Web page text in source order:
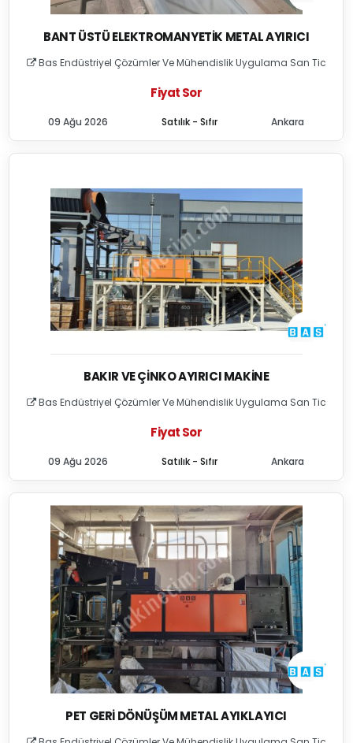
BANT ÜSTÜ ELEKTROMANYETIK METAL AYIRICI
Bas Endüstriyel Çözümler Ve Mühendislik Uygulama San Tic
Fiyat Sor
Satılık - Sıfır
09 Ağu 2026 Ankara
BAKIR VE ÇINKO AYIRICI MAKINE
Bas Endüstriyel Çözümler Ve Mühendislik Uygulama San Tic
Fiyat Sor
Satılık - Sıfır
09 Ağu 2026 Ankara
PET GERI DÖNÜŞÜM METAL AYIKLAYICI